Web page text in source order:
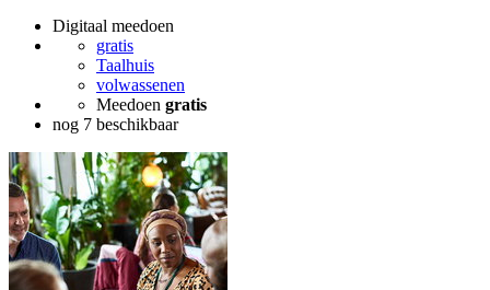
Digitaal meedoen
gratis
Taalhuis
volwassenen
Meedoen gratis
nog 7 beschikbaar